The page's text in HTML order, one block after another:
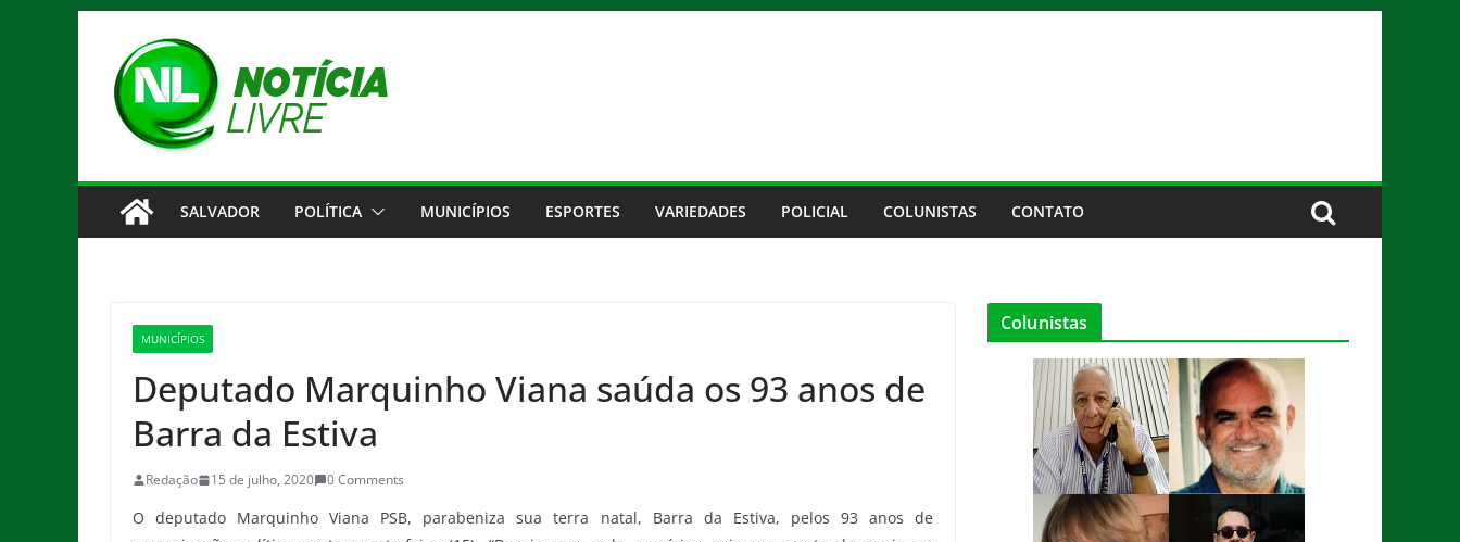
conteúdo
SALVADOR POLÍTICA MUNICÍPIOS ESPORTES VARIEDADES POLICIAL COLUNISTAS CONTATO
MUNICÍPIOS
Deputado Marquinho Viana saúda os 93 anos de
Barra da Estiva
Redação 15 de julho, 2020 0 Comments
O deputado Marquinho Viana PSB, parabeniza sua terra natal, Barra da Estiva, pelos 93 anos de
Colunistas